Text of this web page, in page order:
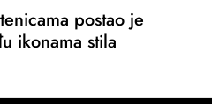
postao je
ikonama stila